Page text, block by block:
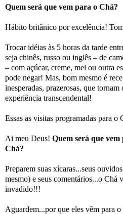
Quem será que vem para o Chá?
Hábito britânico por excelência!
Trocar idéias às 5 horas da tarde
seja chinês, russo ou inglês – de
– com açúcar, creme, mel ou outra
pode negar! Mas, bom mesmo é
inesperadas, prazerosas, que
experiência transcendental!
Essas as visitas programadas para o
Ai meu Deus! Quem será que vem
Chá?
Preparem suas xícaras...seus
mesmo) e seus comentários...o Chá
invadido!!!
Aguardem...por que eles vêm para o